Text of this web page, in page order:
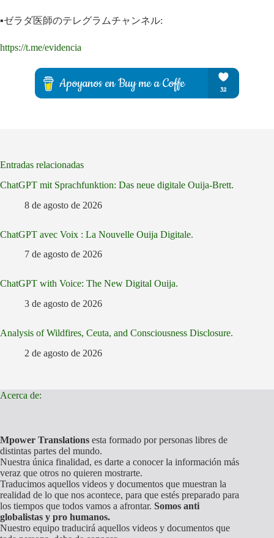
▪️ゼラダ医師のテレグラムチャンネル:
https://t.me/evidencia
Entradas relacionadas
ChatGPT mit Sprachfunktion: Das neue digitale Ouija-Brett.
8 de agosto de 2026
ChatGPT avec Voix : La Nouvelle Ouija Digitale.
7 de agosto de 2026
ChatGPT with Voice: The New Digital Ouija.
3 de agosto de 2026
Analysis of Wildfires, Ceuta, and Consciousness Disclosure.
2 de agosto de 2026
Acerca de:
Mpower Translations esta formado por personas libres de
distintas partes del mundo.
Nuestra única finalidad, es darte a conocer la información más
veraz que otros no quieren mostrarte.
Traducimos aquellos videos y documentos que muestran la
realidad de lo que nos acontece, para que estés preparado para
los tiempos que todos vamos a afrontar. Somos anti
globalistas y pro humanos.
Nuestro equipo traducirá aquellos videos y documentos que